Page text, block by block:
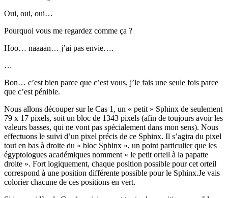
Oui, oui, oui…
Pourquoi vous me regardez comme ça ?
Hoo… naaaan… j’ai pas envie….
…
Bon… c’est bien parce que c’est vous, j’le fais une seule fois parce
que c’est pénible.
Nous allons découper sur le Cas 1, un « petit » Sphinx de seulement
79 x 17 pixels, soit un bloc de 1343 pixels (afin de toujours avoir les
valeurs basses, qui ne vont pas spécialement dans mon sens). Nous
effectuons le suivi d’un pixel précis de ce Sphinx. Il s’agira du pixel
tout en bas à droite du « bloc Sphinx », un point particulier que les
égyptologues académiques nomment « le petit orteil à la papatte
droite ». Fort logiquement, chaque position possible pour cet orteil
correspond à une position différente possible pour le Sphinx.Je vais
colorier chacune de ces positions en vert.